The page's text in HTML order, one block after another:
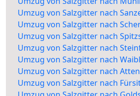
Umzug von Salzgitter nach
Umzug von Salzgitter nach
Umzug von Salzgitter nach
Umzug von Salzgitter nach
Umzug von Salzgitter nach
Umzug von Salzgitter nach
Umzug von Salzgitter nach